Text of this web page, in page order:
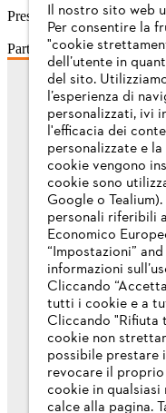
Presidente del Consiglio di
Partita IVA n.: DE
Il nostro sito web
Per consentire la
"cookie
dell’utente in
del sito.
l’esperienza di
personalizzati, ivi
l'efficacia dei
personalizzate e
cookie vengono
cookie sono
Google o
personali riferibili
Economico
“Impostazioni”
informazioni
Cliccando
tutti i cookie e a
Cliccando "Rifiuta
cookie non
possibile prestare
revocare il
cookie in qualsiasi
calce alla pagina.